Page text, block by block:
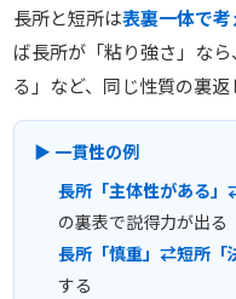
長所と短所は表裏一体で考
ば長所が「粘り強さ」な
る」など、同じ性質の裏返
▶ 一貫性の例
長所「主体性がある」
の裏表で説得力が出る
長所「慎重」⇄短所「
する